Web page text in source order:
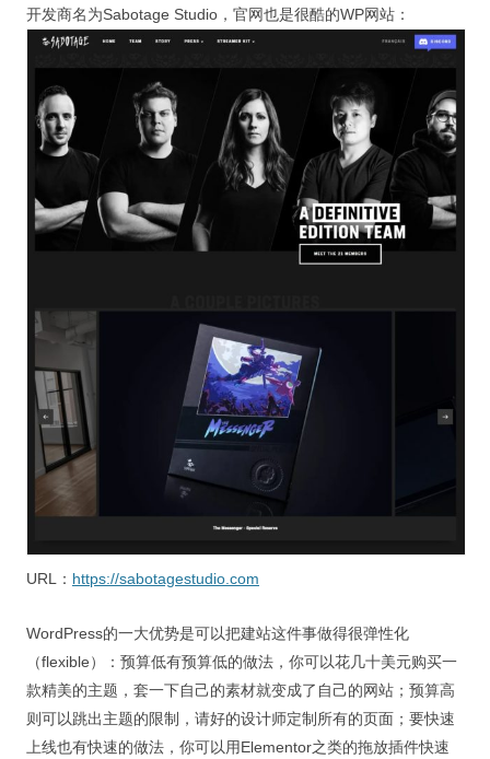
开发商名为Sabotage Studio，官网也是很酷的WP网站：
URL： https://sabotagestudio.com
WordPress的一大优势是可以把建站这件事做得很弹性化
（flexible）：预算低有预算低的做法，你可以花几十美元购买一
款精美的主题，套一下自己的素材就变成了自己的网站；预算高
则可以跳出主题的限制，请好的设计师定制所有的页面；要快速
上线也有快速的做法，你可以用Elementor之类的拖放插件快速